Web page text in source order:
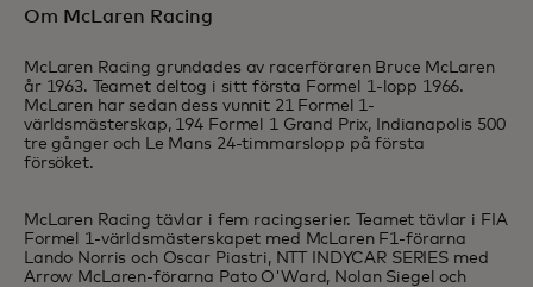
Om McLaren Racing
McLaren Racing grundades av racerföraren Bruce McLaren
år 1963. Teamet deltog i sitt första Formel 1-lopp 1966.
McLaren har sedan dess vunnit 21 Formel 1-
världsmästerskap, 194 Formel 1 Grand Prix, Indianapolis 500
tre gånger och Le Mans 24-timmarslopp på första
försöket.
McLaren Racing tävlar i fem racingserier. Teamet tävlar i FIA
Formel 1-världsmästerskapet med McLaren F1-förarna
Lando Norris och Oscar Piastri, NTT INDYCAR SERIES med
Arrow McLaren-förarna Pato O'Ward, Nolan Siegel och